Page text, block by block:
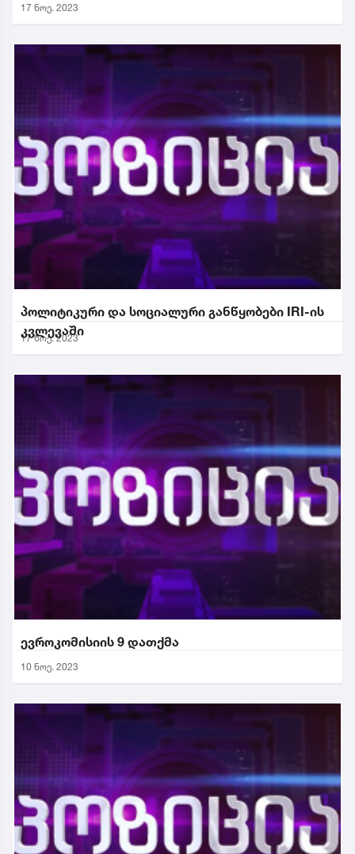
17 ნოე. 2023
პოლიტიკური და სოციალური განწყობები IRI-ის
კვლევაში
17 ნოე. 2023
ევროკომისიის 9 დათქმა
10 ნოე. 2023